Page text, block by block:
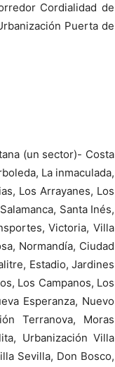
Cordialidad de
Puerta de
(un sector)- Costa
La inmaculada,
Los Arrayanes, Los
Santa Inés,
Victoria, Villa
Normandía, Ciudad
Estadio, Jardines
Los Campanos, Los
Esperanza, Nuevo
Terranova, Moras
Urbanización Villa
Sevilla, Don Bosco,